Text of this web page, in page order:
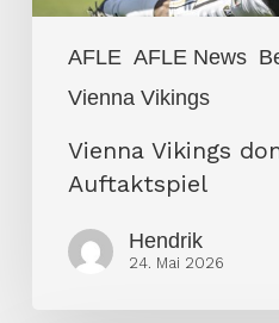
AFLE AFLE News
Vienna Vikings
Vienna Vikings
Auftaktspiel
Hendrik
24. Mai 2026